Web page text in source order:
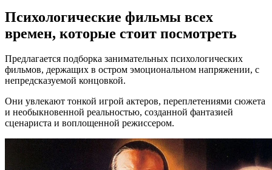
Психологические фильмы всех
времен, которые стоит посмотреть
Предлагается подборка занимательных психологических
фильмов, держащих в остром эмоциональном напряжении, с
непредсказуемой концовкой.
Они увлекают тонкой игрой актеров, переплетениями сюжета
и необыкновенной реальностью, созданной фантазией
сценариста и воплощенной режиссером.